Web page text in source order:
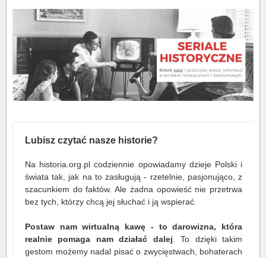
Lubisz czytać nasze historie?
Na historia.org.pl codziennie opowiadamy dzieje Polski i
świata tak, jak na to zasługują - rzetelnie, pasjonująco, z
szacunkiem do faktów. Ale żadna opowieść nie przetrwa
bez tych, którzy chcą jej słuchać i ją wspierać.
Postaw nam wirtualną kawę - to darowizna, która
realnie pomaga nam działać dalej . To dzięki takim
gestom możemy nadal pisać o zwycięstwach, bohaterach